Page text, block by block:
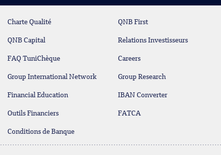
Charte Qualité QNB First
QNB Capital Relations Investisseurs
FAQ TuniChèque Careers
Group International Network Group Research
Financial Education IBAN Converter
Outils Financiers FATCA
Conditions de Banque